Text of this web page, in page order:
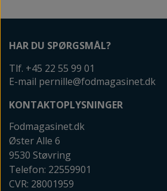
HAR DU SPØRGSMÅL?
Tlf. +45 22 55 99 01
E-mail pernille@fodmagasinet.dk
KONTAKTOPLYSNINGER
Fodmagasinet.dk
Øster Alle 6
9530 Støvring
Telefon: 22559901
CVR: 28001959